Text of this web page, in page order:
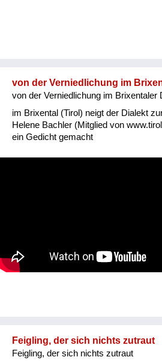
von der Verniedlichung im
von der Verniedlichung im Brixentaler
im Brixental (Tirol) neigt der Dialekt
Helene Bachler (Mitglied von
ein Gedicht gemacht
Feigling, der sich nichts zutraut
Feigling, der sich nichts zutraut